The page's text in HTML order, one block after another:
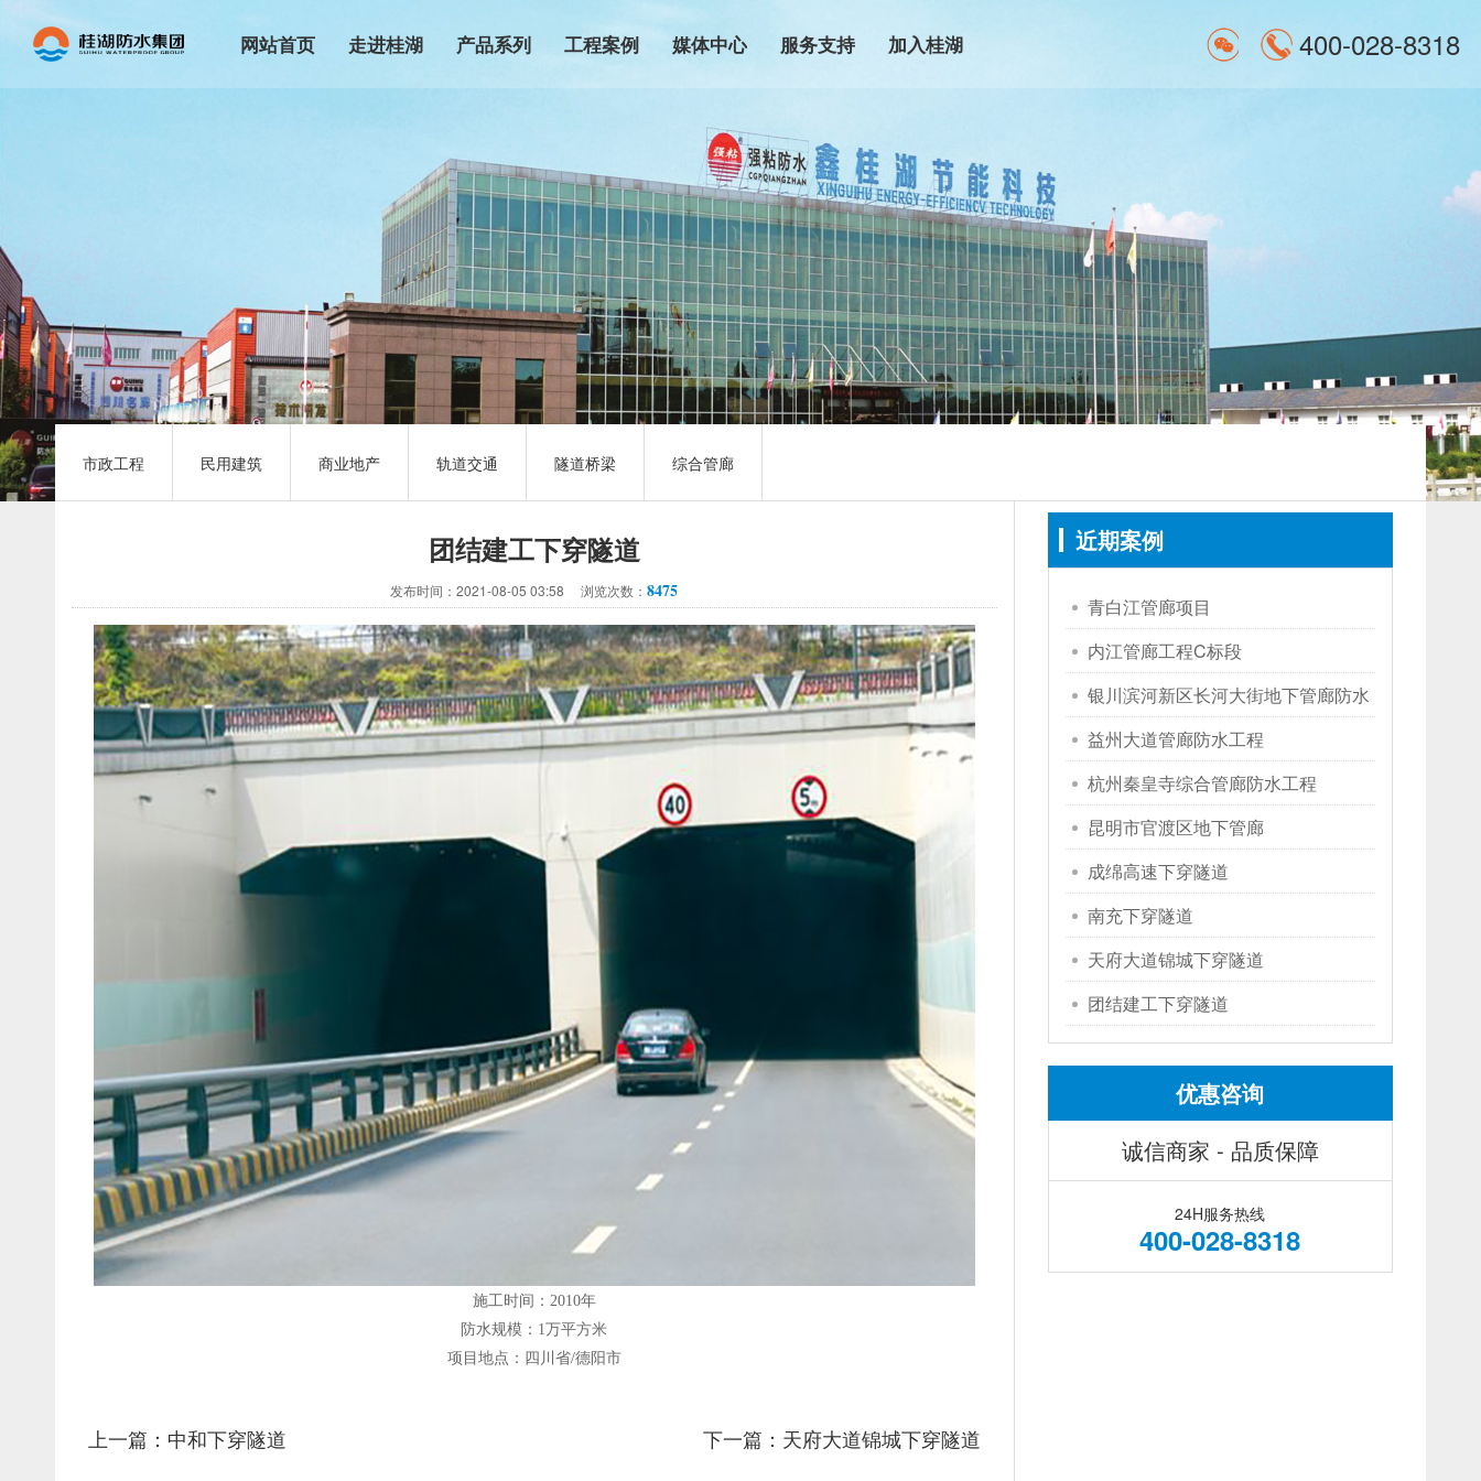
网站首页 走进桂湖
集团文化
发展历程
荣誉资质
企业展示
企业宣传片
产品系列
家装防水系列产品
防水涂膜系列产品
CGP强粘系列防水卷
材
高分子系列防水卷材
自粘系列防水卷材
改性沥青系列防水卷材
工程案例
商业地产
轨道交通
隧道桥梁
综合管廊
媒体中心
行业动态
媒体报道
服务支持
技术服务
防水知识
防伪查询
加入桂湖
联系我们
400-028-8318
市政工程 民用建筑 商业地产 轨道交通 隧道桥梁 综合管廊
团结建工下穿隧道
发布时间：2021-08-05 03:58 浏览次数：8475
施工时间：2010年
防水规模： 1万平方米
项目地点：四川省/德阳市
上一篇：中和下穿隧道 下一篇：天府大道锦城下穿隧道
近期案例
青白江管廊项目
内江管廊工程C标段
银川滨河新区长河大街地下管廊防水
工程
益州大道管廊防水工程
杭州秦皇寺综合管廊防水工程
昆明市官渡区地下管廊
成绵高速下穿隧道
南充下穿隧道
天府大道锦城下穿隧道
团结建工下穿隧道
优惠咨询
诚信商家 - 品质保障
24H服务热线
400-028-8318